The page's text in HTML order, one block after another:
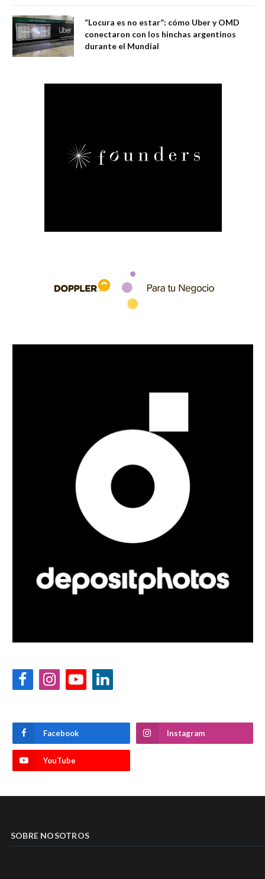
“Locura es no estar”: cómo Uber y OMD
conectaron con los hinchas argentinos
durante el Mundial
FacebookInstagramYouTubeLinkedIn
Facebook Instagram
YouTube
SOBRE NOSOTROS